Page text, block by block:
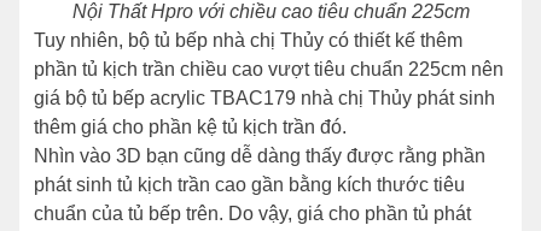
Nội Thất Hpro với chiều cao tiêu chuẩn 225cm
Tuy nhiên, bộ tủ bếp nhà chị Thủy có thiết kế thêm
phần tủ kịch trần chiều cao vượt tiêu chuẩn 225cm nên
giá bộ tủ bếp acrylic TBAC179 nhà chị Thủy phát sinh
thêm giá cho phần kệ tủ kịch trần đó.
Nhìn vào 3D bạn cũng dễ dàng thấy được rằng phần
phát sinh tủ kịch trần cao gần bằng kích thước tiêu
chuẩn của tủ bếp trên. Do vậy, giá cho phần tủ phát